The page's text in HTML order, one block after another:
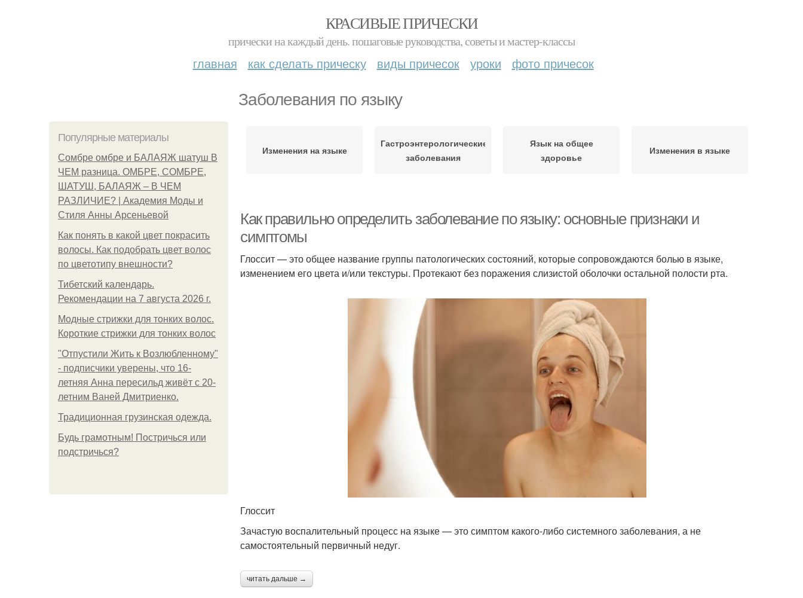
КРАСИВЫЕ ПРИЧЕСКИ
прически на каждый день. пошаговые руководства, советы и мастер-классы
главная как сделать прическу виды причесок уроки фото причесок
Заболевания по языку
Популярные материалы
Сомбре омбре и БАЛАЯЖ шатуш В
ЧЕМ разница. ОМБРЕ, СОМБРЕ,
ШАТУШ, БАЛАЯЖ – В ЧЕМ
РАЗЛИЧИЕ? | Академия Моды и
Стиля Анны Арсеньевой
Как понять в какой цвет покрасить
волосы. Как подобрать цвет волос
по цветотипу внешности?
Тибетский календарь.
Рекомендации на 7 августа 2026 г.
Модные стрижки для тонких волос.
Короткие стрижки для тонких волос
"Отпустили Жить к Возлюбленному"
- подписчики уверены, что 16-
летняя Анна пересильд живёт с 20-
летним Ваней Дмитриенко.
Традиционная грузинская одежда.
Будь грамотным! Постричься или
подстричься?
Изменения на языке
Гастроэнтерологические
заболевания
Язык на общее
здоровье
Изменения в языке
Как правильно определить заболевание по языку: основные признаки и
симптомы
Глоссит — это общее название группы патологических состояний, которые сопровождаются болью в языке,
изменением его цвета и/или текстуры. Протекают без поражения слизистой оболочки остальной полости рта.
Глоссит
Зачастую воспалительный процесс на языке — это симптом какого-либо системного заболевания, а не
самостоятельный первичный недуг.
читать дальше →